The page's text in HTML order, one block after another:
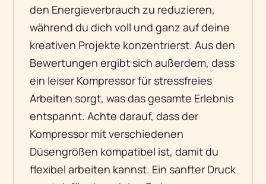
den Energieverbrauch zu reduzieren,
während du dich voll und ganz auf deine
kreativen Projekte konzentrierst. Aus den
Bewertungen ergibt sich außerdem, dass
ein leiser Kompressor für stressfreies
Arbeiten sorgt, was das gesamte Erlebnis
entspannt. Achte darauf, dass der
Kompressor mit verschiedenen
Düsengrößen kompatibel ist, damit du
flexibel arbeiten kannst. Ein sanfter Druck